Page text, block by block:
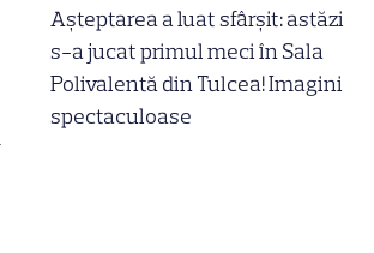
Așteptarea a luat sfârșit: astăzi
s-a jucat primul meci în Sala
Polivalentă din Tulcea! Imagini
spectaculoase